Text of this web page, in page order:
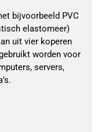
bijvoorbeeld PVC
elastomeer)
uit vier koperen
worden voor
servers,